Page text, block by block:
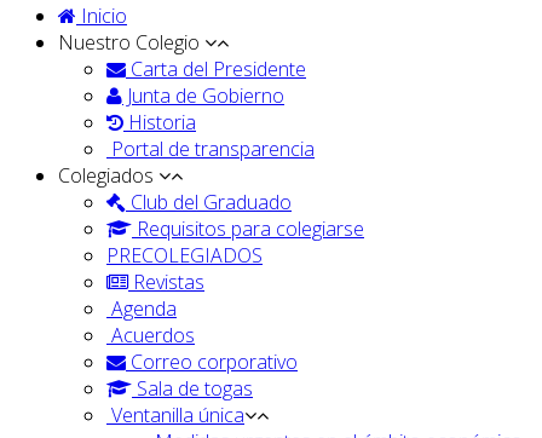
Inicio
Nuestro Colegio
Carta del Presidente
Junta de Gobierno
Historia
Portal de transparencia
Colegiados
Club del Graduado
Requisitos para colegiarse
PRECOLEGIADOS
Revistas
Agenda
Acuerdos
Correo corporativo
Sala de togas
Ventanilla única